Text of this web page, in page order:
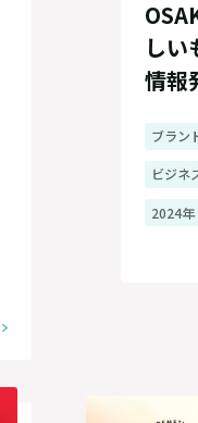
しい
情報
ブラン
ビジネ
2024年